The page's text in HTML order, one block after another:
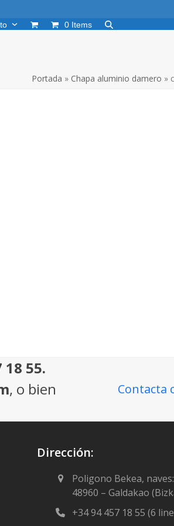
0 Items
Portada » Chapa aluminio damero »
18 55.
, o bien
Contacta
Dirección:
Poligono Bekea,
48960 – Galdakao
+34 94 457 18 55 (6